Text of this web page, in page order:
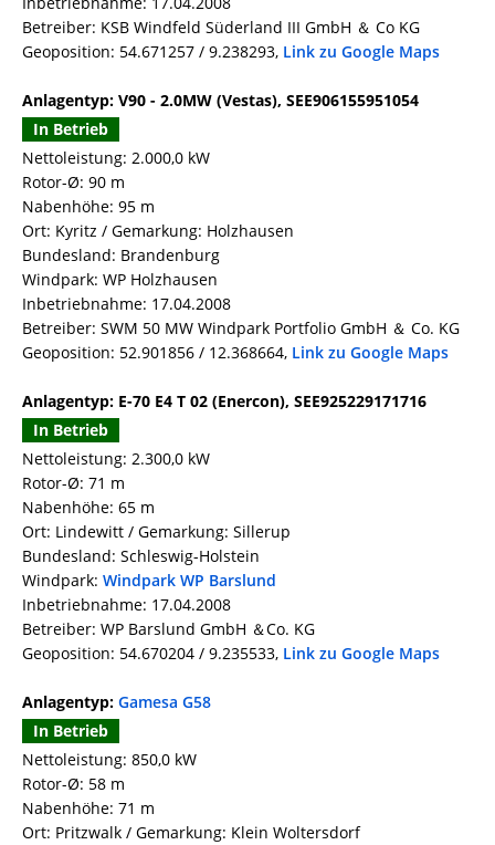
Betreiber: KSB Windfeld Süderland III GmbH ＆ Co KG
Geoposition: 54.671257 / 9.238293, Link zu Google Maps
Anlagentyp: V90 - 2.0MW (Vestas), SEE906155951054
In Betrieb
Nettoleistung: 2.000,0 kW
Rotor-Ø: 90 m
Nabenhöhe: 95 m
Ort: Kyritz / Gemarkung: Holzhausen
Bundesland: Brandenburg
Windpark: WP Holzhausen
Inbetriebnahme: 17.04.2008
Betreiber: SWM 50 MW Windpark Portfolio GmbH ＆ Co. KG
Geoposition: 52.901856 / 12.368664, Link zu Google Maps
Anlagentyp: E-70 E4 T 02 (Enercon), SEE925229171716
In Betrieb
Nettoleistung: 2.300,0 kW
Rotor-Ø: 71 m
Nabenhöhe: 65 m
Ort: Lindewitt / Gemarkung: Sillerup
Bundesland: Schleswig-Holstein
Windpark: Windpark WP Barslund
Inbetriebnahme: 17.04.2008
Betreiber: WP Barslund GmbH ＆Co. KG
Geoposition: 54.670204 / 9.235533, Link zu Google Maps
Anlagentyp: Gamesa G58
In Betrieb
Nettoleistung: 850,0 kW
Rotor-Ø: 58 m
Nabenhöhe: 71 m
Ort: Pritzwalk / Gemarkung: Klein Woltersdorf